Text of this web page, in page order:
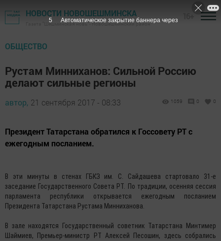
НОВОСТИ НОВОШЕШМИНСКА
Газета "Шешминская новь" - Новошешминский район
ОБЩЕСТВО
Рустам Минниханов: Сильной Россию
делают сильные регионы
автор, 21 сентября 2017 - 08:33 1059 0 0
Президент Татарстана обратился к Госсовету РТ с
ежегодным посланием.
В эти минуты в стенах ГБКЗ им. С. Сайдашева стартовало 31-е
заседание Государственного Совета РТ. По традиции, осенняя сессия
парламента республики открывается ежегодным посланием
Президента Татарстана Рустама Минниханова.
В зале находятся Государственный советник Татарстана Минтимер
Шаймиев, Премьер-министр РТ Алексей Песошин, здесь собрались
4 Автоматическое закрытие баннера через